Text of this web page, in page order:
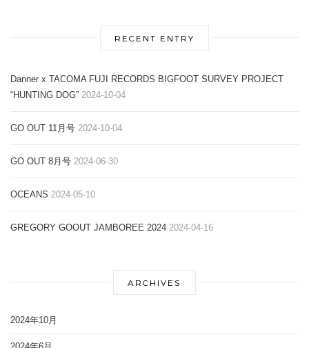
RECENT ENTRY
Danner x TACOMA FUJI RECORDS BIGFOOT SURVEY PROJECT
“HUNTING DOG” 2024-10-04
GO OUT 11月号 2024-10-04
GO OUT 8月号 2024-06-30
OCEANS 2024-05-10
GREGORY GOOUT JAMBOREE 2024 2024-04-16
ARCHIVES
2024年10月